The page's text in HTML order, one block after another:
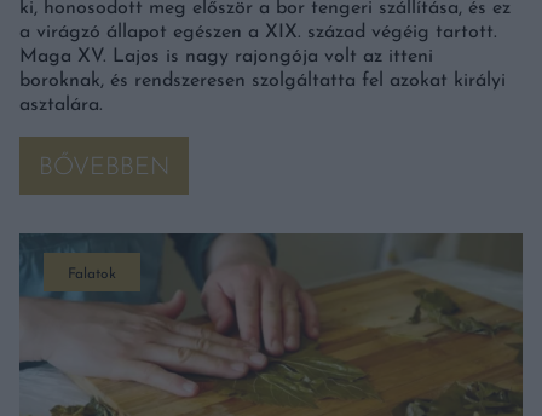
ki, honosodott meg először a bor tengeri szállítása, és ez
a virágzó állapot egészen a XIX. század végéig tartott.
Maga XV. Lajos is nagy rajongója volt az itteni
boroknak, és rendszeresen szolgáltatta fel azokat királyi
asztalára.
BŐVEBBEN
Falatok